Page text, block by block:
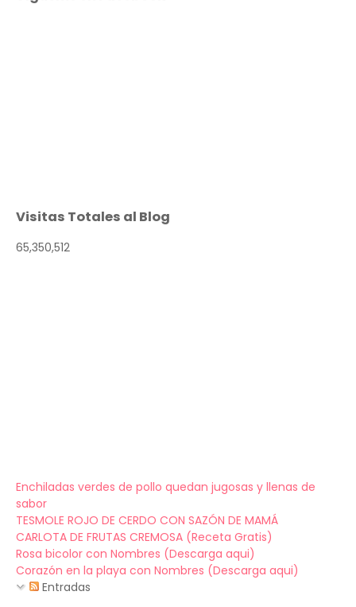
Visitas Totales al Blog
65,350,512
Enchiladas verdes de pollo quedan jugosas y llenas de
sabor
TESMOLE ROJO DE CERDO CON SAZÓN DE MAMÁ
CARLOTA DE FRUTAS CREMOSA (Receta Gratis)
Rosa bicolor con Nombres (Descarga aqui)
Corazón en la playa con Nombres (Descarga aqui)
Entradas